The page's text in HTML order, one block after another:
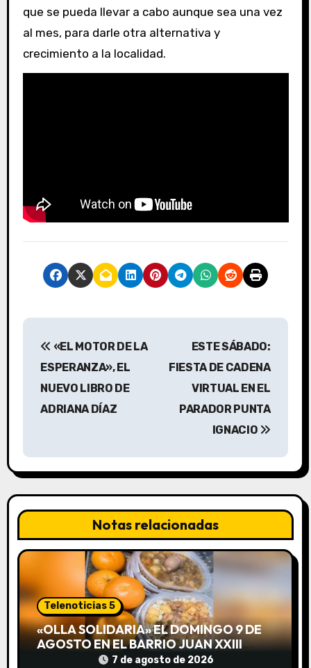
que se pueda llevar a cabo aunque sea una vez
al mes, para darle otra alternativa y
crecimiento a la localidad.
N
a
c
i
ó
n
d
e
«EL MOTOR DE LA
ESPERANZA», EL
NUEVO LIBRO DE
ADRIANA DÍAZ
ESTE SÁBADO:
FIESTA DE CADENA
VIRTUAL EN EL
PARADOR PUNTA
IGNACIO
Notas relacionadas
Telenoticias 5
«OLLA SOLIDARIA» EL DOMINGO 9 DE
AGOSTO EN EL BARRIO JUAN XXIII
DESDE LAS 13 HS7 de agosto de 2026